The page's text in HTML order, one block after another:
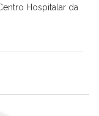
Hospitalar da